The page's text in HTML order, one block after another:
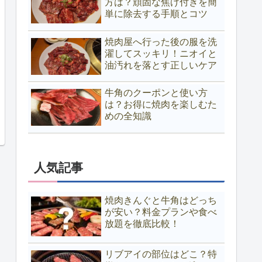
方は？頑固な焦げ付きを簡
単に除去する手順とコツ
焼肉屋へ行った後の服を洗
濯してスッキリ！ニオイと
油汚れを落とす正しいケア
牛角のクーポンと使い方
は？お得に焼肉を楽しむた
めの全知識
人気記事
焼肉きんぐと牛角はどっち
が安い？料金プランや食べ
放題を徹底比較！
リブアイの部位はどこ？特